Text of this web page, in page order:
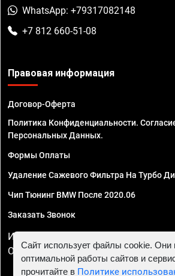
WhatsApp: +79317082148
+7 812 660-51-08
Правовая информация
Договор-Оферта
Политика Конфиденциальности.
Персональных Данных.
Формы Оплаты
Удаление Сажевого Фильтра На Турбо
Чип Тюнинг BMW После 2020.06
Заказать Звонок
ИП Смирнов Георгий Павлович. ИНН
ОГРНИП 324470400032610
Сайт использует файлы cookie. Они
оптимальной работы сайтов и
прочитайте в Политике